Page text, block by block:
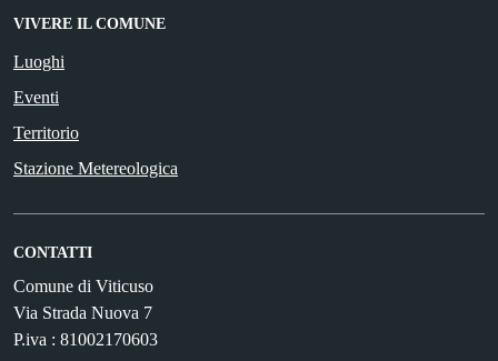
VIVERE IL COMUNE
Luoghi
Eventi
Territorio
Stazione Metereologica
CONTATTI
Comune di Viticuso
Via Strada Nuova 7
P.iva : 81002170603